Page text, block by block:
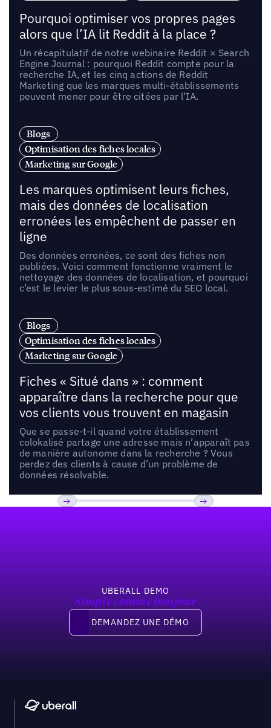
Pourquoi optimiser vos propres pages
alors que l’IA lit Reddit à la place ?
Un récapitulatif de notre webinaire Reddit × Search
Engine Journal : pourquoi Reddit compte pour la
recherche IA, et les cinq actions de Reddit
Marketing que les marques multi-établissements
peuvent mener pour être citées par l’IA.
Blogs
Optimisation des fiches locales
Marketing sur Google
Les marques optimisent leurs fiches,
mais des données de localisation
erronées les empêchent de passer en
ligne
Des données erronées, ce sont des fiches non
publiées. Voici comment fonctionne vraiment le
nettoyage des données de localisation, et pourquoi
c’est le levier le plus sous-estimé du SEO local.
Blogs
Optimisation des fiches locales
Marketing sur Google
Fiches « Situé dans » : comment
apparaître dans la recherche pour que
vos clients vous trouvent en magasin
Que se passe-t-il quand votre établissement
colokalisé partage une adresse mais n’apparaît pas
de manière autonome dans la recherche ? Vous
perdez des clients à cause d’un problème de
données résolvable.
UBERALL DEMO
Simple comme bonjour
Demandez une démo
DEMANDEZ UNE DÉMO